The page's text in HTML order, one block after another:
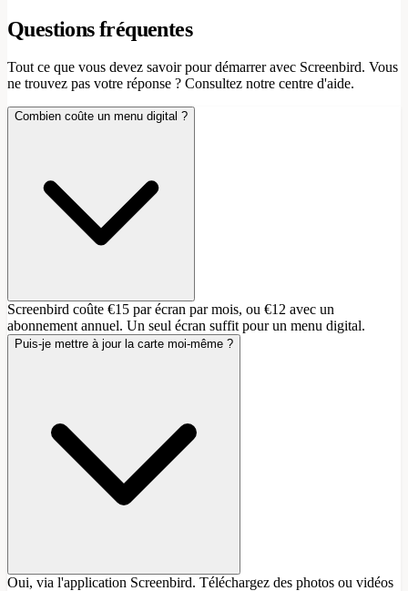
Questions fréquentes
Tout ce que vous devez savoir pour démarrer avec Screenbird. Vous
ne trouvez pas votre réponse ? Consultez notre centre d'aide.
Combien coûte un menu digital ?
Screenbird coûte €15 par écran par mois, ou €12 avec un
abonnement annuel. Un seul écran suffit pour un menu digital.
Puis-je mettre à jour la carte moi-même ?
Oui, via l'application Screenbird. Téléchargez des photos ou vidéos